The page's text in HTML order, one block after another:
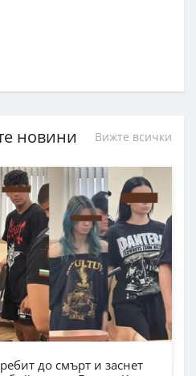
новини Вижте всички
до смърт и заснет